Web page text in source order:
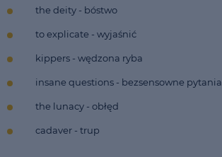
the deity - bóstwo
to explicate - wyjaśnić
kippers - wędzona ryba
insane questions - bezsensowne pytania
the lunacy - obłęd
cadaver - trup